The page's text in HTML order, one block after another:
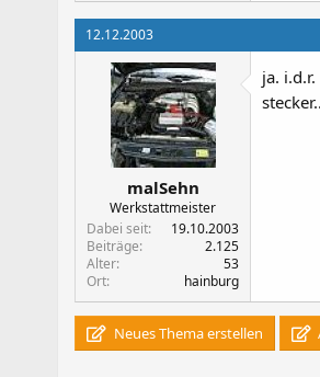
12.12.2003
malSehn
Werkstattmeister
Dabei seit
19.10.2003
Beiträge
2.125
Alter
53
Ort
hainburg
ja.
Neues Thema erstellen